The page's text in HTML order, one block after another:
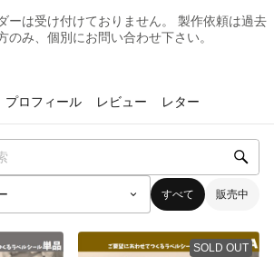
ーは受け付けておりません。 製作依頼は過去
のみ、個別にお問い合わせ下さい。
プロフィール レビュー レター
すべて 販売中
SOLD OUT